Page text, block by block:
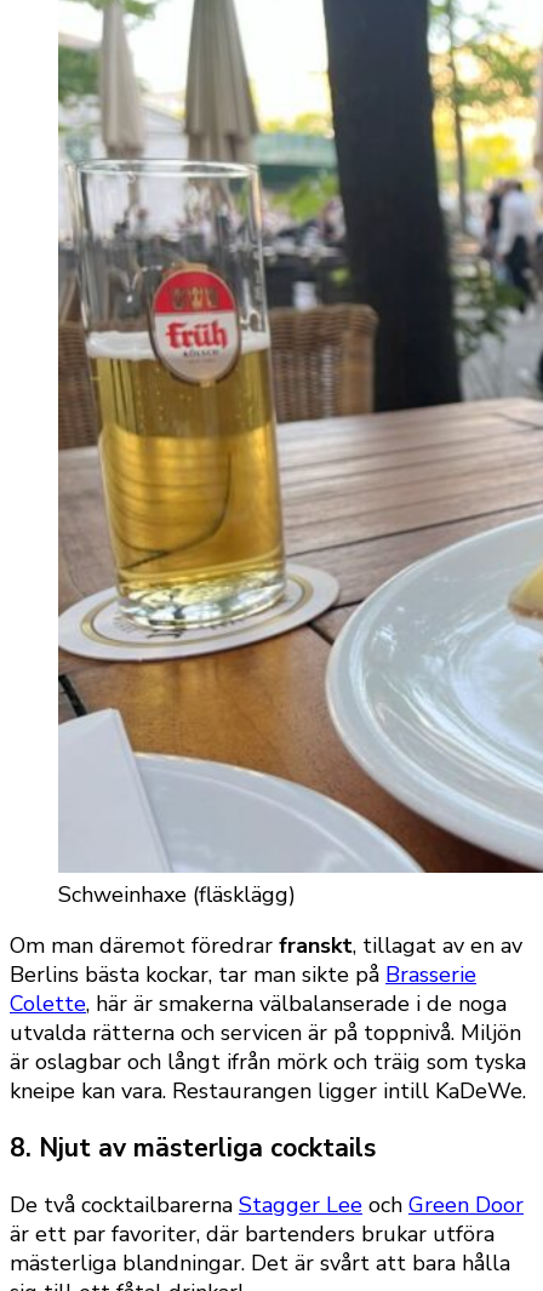
Schweinhaxe (fläsklägg)
Om man däremot föredrar franskt, tillagat av en av
Berlins bästa kockar, tar man sikte på Brasserie
Colette, här är smakerna välbalanserade i de noga
utvalda rätterna och servicen är på toppnivå. Miljön
är oslagbar och långt ifrån mörk och träig som tyska
kneipe kan vara. Restaurangen ligger intill KaDeWe.
8. Njut av mästerliga cocktails
De två cocktailbarerna Stagger Lee och Green Door
är ett par favoriter, där bartenders brukar utföra
mästerliga blandningar. Det är svårt att bara hålla